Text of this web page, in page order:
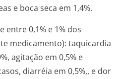
e boca seca em 1,4%.
entre 0,1% e 1% dos
medicamento): taquicardia
agitação em 0,5% e
diarréia em 0,5%,, e dor